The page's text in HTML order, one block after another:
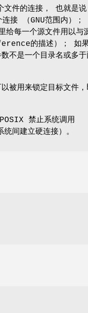
文件的连接， 也就是说
连接 （GNU范围内）；
每一个源文件用以与
的描述）； 如
不是一个目录名或多于
被用来锁定目标文件，
禁止系统调用
间建立硬连接）。